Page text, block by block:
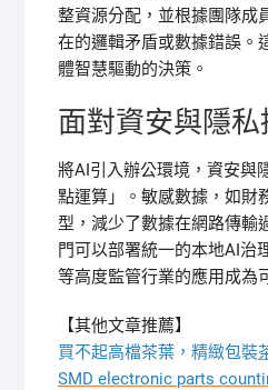
整資源分配，並根據團隊成
在的邏輯矛盾或數據錯誤。
體智慧驅動的決策。
面對資安與隱私
將AI引入辦公環境，資安與
點運算」。敏感數據，如財
型，減少了數據在網路傳輸
門可以部署統一的本地AI治
等高度監管行業的應用成為
【其他文章推薦】
買不起高檔茶葉，精緻包裝
SMD electronic parts